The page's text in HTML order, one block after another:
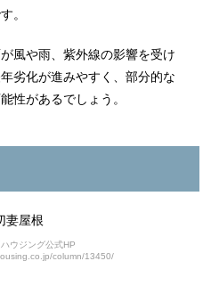
。
風や雨、紫外線の影響を受け
劣化が進みやすく、部分的な
性があるでしょう。
ウジング公式HP
column/13450/